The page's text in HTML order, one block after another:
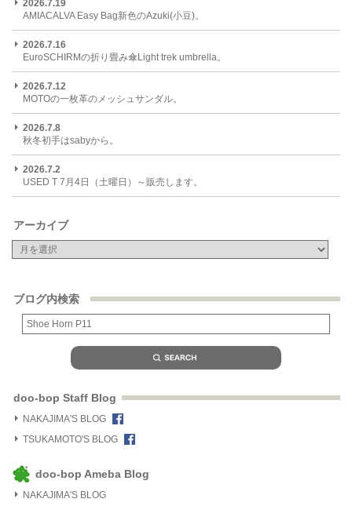
2026.7.19
AMIACALVA Easy Bag新色のAzuki(小豆)。
2026.7.16
EuroSCHIRMの折り畳み傘Light trek umbrella。
2026.7.12
MOTOの一枚革のメッシュサンダル。
2026.7.8
秋冬初手はsabyから。
2026.7.2
USED T 7月4日（土曜日）～販売します。
アーカイブ
ブログ内検索
doo-bop Staff Blog
NAKAJIMA'S BLOG
TSUKAMOTO'S BLOG
doo-bop Ameba Blog
NAKAJIMA'S BLOG